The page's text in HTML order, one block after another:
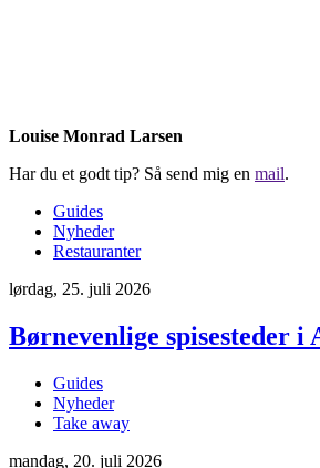
Louise Monrad Larsen
Har du et godt tip? Så send mig en mail.
Guides
Nyheder
Restauranter
lørdag, 25. juli 2026
Børnevenlige spisesteder
Guides
Nyheder
Take away
mandag, 20. juli 2026